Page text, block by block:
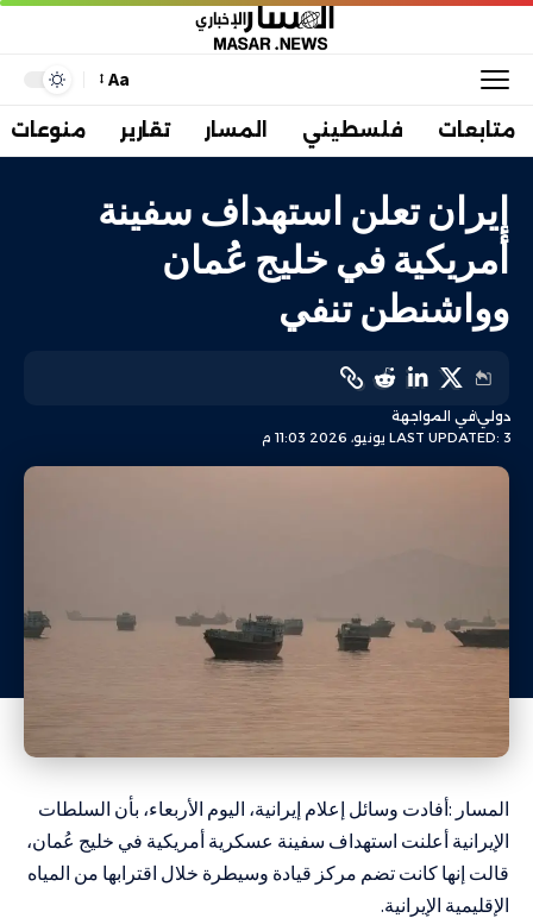
Aa
متابعات فلسطيني المسار تقارير منوعات
إيران تعلن استهداف سفينة
أمريكية في خليج عُمان
وواشنطن تنفي
LAST UPDATED: 3 يونيو، 2026 11:03 م
دوليفي المواجهة
المسار :أفادت وسائل إعلام إيرانية، اليوم الأربعاء، بأن السلطات
الإيرانية أعلنت استهداف سفينة عسكرية أمريكية في خليج عُمان،
قالت إنها كانت تضم مركز قيادة وسيطرة خلال اقترابها من المياه
الإقليمية الإيرانية.